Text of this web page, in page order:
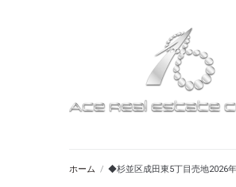
ホーム / ◆杉並区成田東5丁目売地2026